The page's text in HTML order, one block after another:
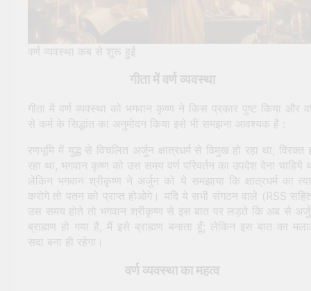
वर्ण व्यवस्था कब से शुरू हुई
गीता में वर्ण व्यवस्था
गीता में वर्ण व्यवस्था को भगवान कृष्ण ने किस प्रकार पुष्ट किया और
से कर्म के सिद्धांत का अनुमोदन किया इसे भी समझना आवश्यक है :
रणभूमि में युद्ध से विचलित अर्जुन क्षात्रधर्म से विमुख हो रहा था, विरक्त
रहा था, भगवान कृष्ण को उस समय वर्ण परिवर्तन का उपदेश देना चाहिये
लेकिन भगवान श्रीकृष्ण ने अर्जुन को ये समझाया कि क्षात्रधर्म का
करोगे तो पतन को प्राप्त होओगे। यदि ये सभी संगठन वाले (RSS
उस समय होते तो भगवान श्रीकृष्ण से इस बात पर लड़ते कि अब से
ब्राह्मण हो गया है, मैं इसे ब्राह्मण बनाता हूँ; लेकिन इस बात का
सदा बना ही रहेगा।
वर्ण व्यवस्था का महत्व